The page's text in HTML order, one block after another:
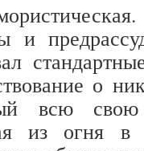
и
о
всю
из огня